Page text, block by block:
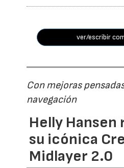
ver/escribir
Con mejoras
navegación
Helly Hansen
su icónica
Midlayer 2.0